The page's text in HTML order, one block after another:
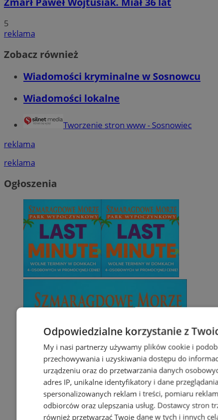
5
reklama
Zobacz również
Wiadomości kryminalne w Sosnowcu
Wiadomości lokalne
Tworzenie stron www - Sosnowiec
reklama
reklama
Ogłoszenia
Odpowiedzialne korzystanie z
My i nasi partnerzy używamy plików cookie i
przechowywania i uzyskiwania dostępu do
urządzeniu oraz do przetwarzania danych
adres IP, unikalne identyfikatory i dane
spersonalizowanych reklam i treści, pomiaru
odbiorców oraz ulepszania usług. Dostawcy stron
również przetwarzać Twoje dane w tych i innych